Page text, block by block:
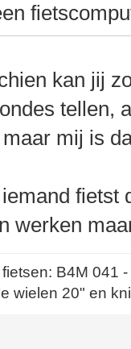
kan jij
tellen,
mij is
fietst
werken
B4M
wielen 20" en